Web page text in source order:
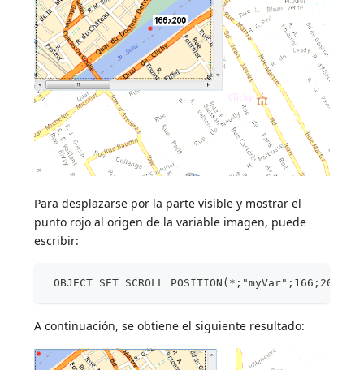
Para desplazarse por la parte visible y mostrar el
punto rojo al origen de la variable imagen, puede
escribir:
OBJECT SET SCROLL POSITION(*;"myVar";166;200;*)
A continuación, se obtiene el siguiente resultado: